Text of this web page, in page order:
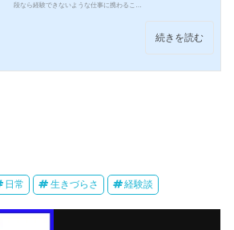
段なら経験できないような仕事に携わること
抜して、まとめてみようかなと思います！選
続きを読む
日常 生きづらさ 経験談